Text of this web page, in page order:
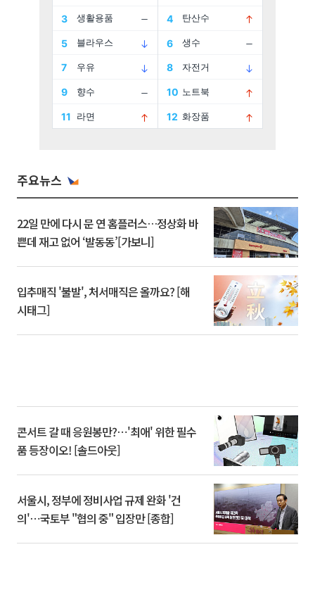
주요뉴스
22일 만에 다시 문 연 홈플러스…정상화 바
쁜데 재고 없어 ‘발동동’[가보니]
입추매직 '불발', 처서매직은 올까요? [해
시태그]
콘서트 갈 때 응원봉만?⋯'최애' 위한 필수
품 등장이오! [솔드아웃]
서울시, 정부에 정비사업 규제 완화 '건
의'⋯국토부 "협의 중" 입장만 [종합]